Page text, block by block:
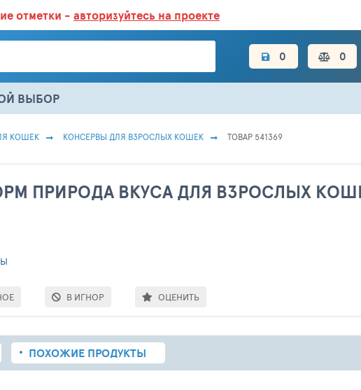
100 000 ТОВАРОВ. ЕЖЕДНЕВНОЕ ОБНОВЛЕНИЕ ЦЕН.
отметки -авторизуйтесь на проекте
0 0
ВЫБОР
КОШЕК КОНСЕРВЫ ДЛЯ ВЗРОСЛЫХ КОШЕК ТОВАР 541369
ПРИРОДА ВКУСА ДЛЯ ВЗРОСЛЫХ
В ИГНОР ОЦЕНИТЬ
ПОХОЖИЕ ПРОДУКТЫ